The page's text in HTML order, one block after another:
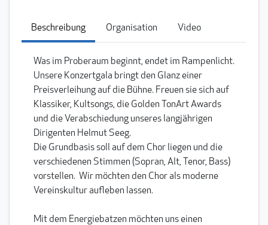
Beschreibung Organisation Video
Was im Proberaum beginnt, endet im Rampenlicht.
Unsere Konzertgala bringt den Glanz einer
Preisverleihung auf die Bühne. Freuen sie sich auf
Klassiker, Kultsongs, die Golden TonArt Awards
und die Verabschiedung unseres langjährigen
Dirigenten Helmut Seeg.
Die Grundbasis soll auf dem Chor liegen und die
verschiedenen Stimmen (Sopran, Alt, Tenor, Bass)
vorstellen. Wir möchten den Chor als moderne
Vereinskultur aufleben lassen.
Mit dem Energiebatzen möchten uns einen